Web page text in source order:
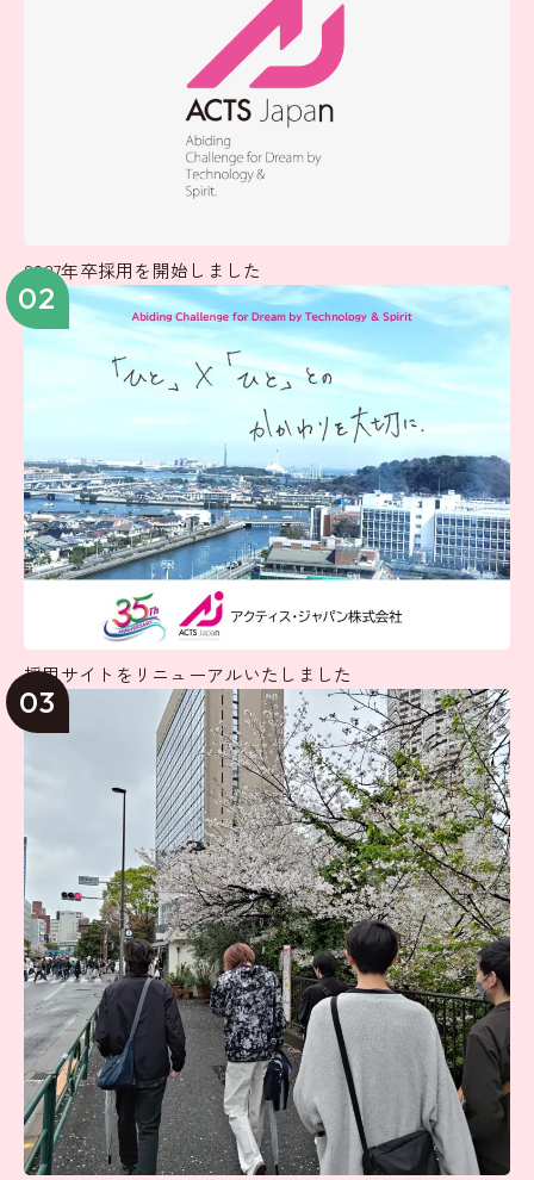
2027年卒採用を開始しました
02
採用サイトをリニューアルいたしました
03